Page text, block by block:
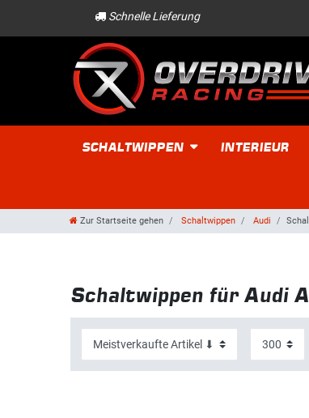
Schnelle Lieferung
SCHALTWIPPEN INTERIEUR
Zur Startseite gehen Schaltwippen Audi
Schaltwippen für Audi